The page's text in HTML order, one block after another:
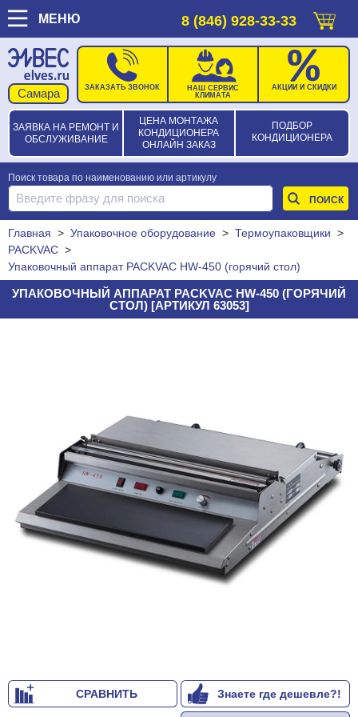
МЕНЮ 8 (846) 928-33-33
ЗАЯВКА НА РЕМОНТ И
ОБСЛУЖИВАНИЕ
ЦЕНА МОНТАЖА
КОНДИЦИОНЕРА
ОНЛАЙН ЗАКАЗ
ПОДБОР
КОНДИЦИОНЕРА
ЗАКАЗАТЬ ЗВОНОК
НАШ СЕРВИС
КЛИМАТА
АКЦИИ И СКИДКИ
Поиск товара по наименованию или артикулу
Главная > Упаковочное оборудование > Термоупаковщики >
PACKVAC >
Упаковочный аппарат PACKVAC HW-450 (горячий стол)
УПАКОВОЧНЫЙ АППАРАТ PACKVAC HW-450 (ГОРЯЧИЙ
СТОЛ) [АРТИКУЛ 63053]
СРАВНИТЬ Знаете где дешевле?!